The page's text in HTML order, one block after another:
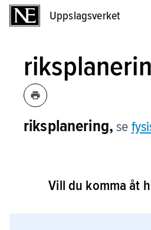
Uppslagsverket
riksplanering, se
Vill du komma åt